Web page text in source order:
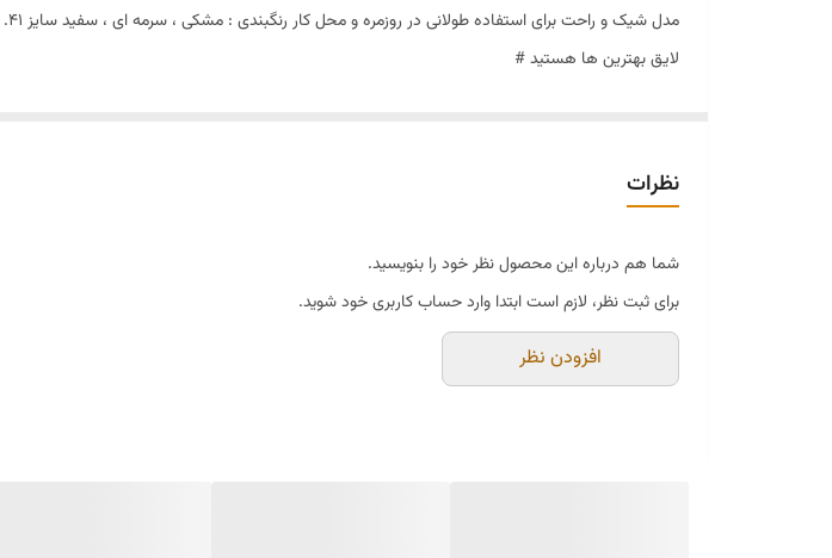
لایق بهترین ها هستید #
نظرات
شما هم درباره این محصول نظر خود را بنویسید.
برای ثبت نظر، لازم است ابتدا وارد حساب کاربری خود شوید.
افزودن نظر